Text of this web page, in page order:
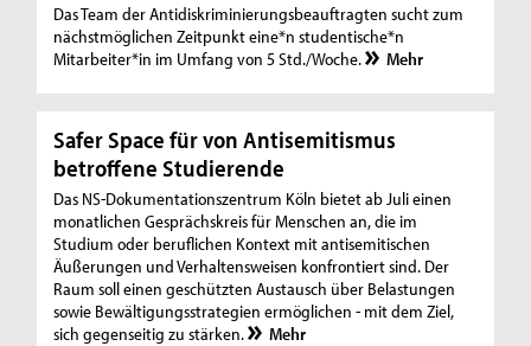
Das Team der Antidiskriminierungsbeauftragten sucht zum
nächstmöglichen Zeitpunkt eine*n studentische*n
Mitarbeiter*in im Umfang von 5 Std./Woche.
Mehr
Safer Space für von Antisemitismus
betroffene Studierende
Das NS-Dokumentationszentrum Köln bietet ab Juli einen
monatlichen Gesprächskreis für Menschen an, die im
Studium oder beruflichen Kontext mit antisemitischen
Äußerungen und Verhaltensweisen konfrontiert sind. Der
Raum soll einen geschützten Austausch über Belastungen
sowie Bewältigungsstrategien ermöglichen - mit dem Ziel,
sich gegenseitig zu stärken.
Mehr